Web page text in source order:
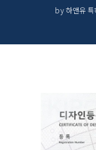
by 하앤유